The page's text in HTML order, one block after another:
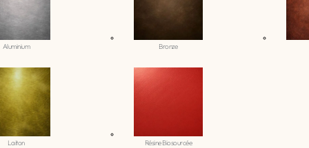
Aluminium Bronze
Laiton Résine Biosourcée